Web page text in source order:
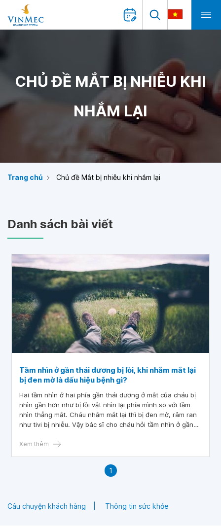
CHỦ ĐỀ MẮT BỊ NHIỄU KHI
NHẮM LẠI
Trang chủ Chủ đề Mắt bị nhiễu khi nhắm lại
Danh sách bài viết
Tầm nhìn ở gần thái dương bị lồi, khi nhắm mắt lại
bị đen mờ là dấu hiệu bệnh gì?
Hai tầm nhìn ở hai phía gần thái dương ở mắt của cháu bị
nhìn gần hơn như bị lồi vật nhìn lại phía mình so với tầm
nhìn thẳng mắt. Cháu nhắm mắt lại thì bị đen mờ, râm ran
như tivi bị nhiễu. Vậy bác sĩ cho cháu hỏi tầm nhìn ở gần
bệnh gì? Cháu cảm ơn bác sĩ.
Xem thêm
1
Câu chuyện khách hàng Thông tin sức khỏe